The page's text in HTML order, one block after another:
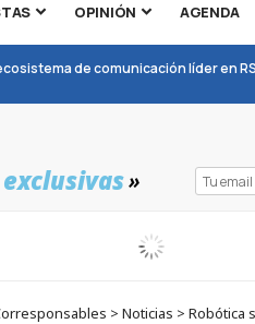
OPINIÓN AGENDA
de comunicación líder en
exclusivas»
> Noticias > Robótica